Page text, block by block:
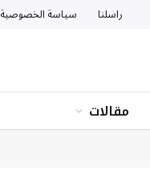
راسلنا سياسة الخصوصية
مقالات